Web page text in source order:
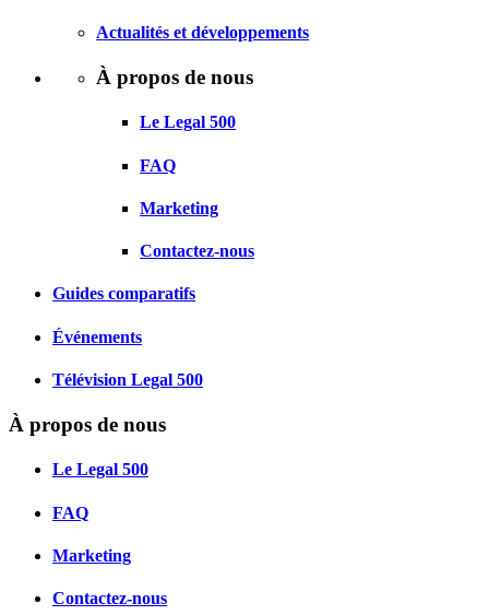
Actualités et développements
À propos de nous
Le Legal 500
FAQ
Marketing
Contactez-nous
Guides comparatifs
Événements
Télévision Legal 500
À propos de nous
Le Legal 500
FAQ
Marketing
Contactez-nous